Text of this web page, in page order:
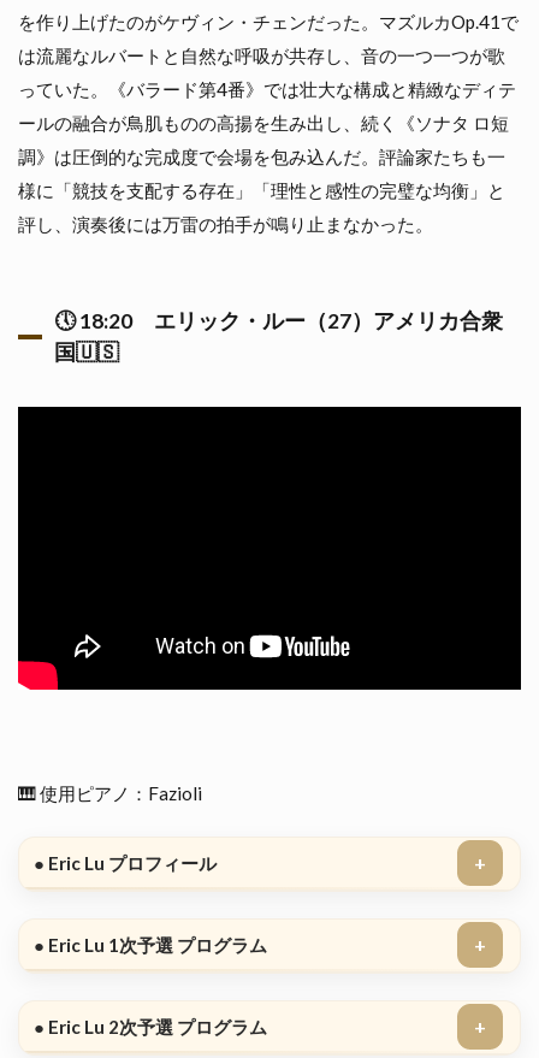
を作り上げたのがケヴィン・チェンだった。マズルカOp.41で
は流麗なルバートと自然な呼吸が共存し、音の一つ一つが歌
っていた。《バラード第4番》では壮大な構成と精緻なディテ
ールの融合が鳥肌ものの高揚を生み出し、続く《ソナタ ロ短
調》は圧倒的な完成度で会場を包み込んだ。評論家たちも一
様に「競技を支配する存在」「理性と感性の完璧な均衡」と
評し、演奏後には万雷の拍手が鳴り止まなかった。
🕔18:20エリック・ルー（27）アメリカ合衆
国🇺🇸
🎹 使用ピアノ：Fazioli
● Eric Lu プロフィール
● Eric Lu 1次予選 プログラム
● Eric Lu 2次予選 プログラム